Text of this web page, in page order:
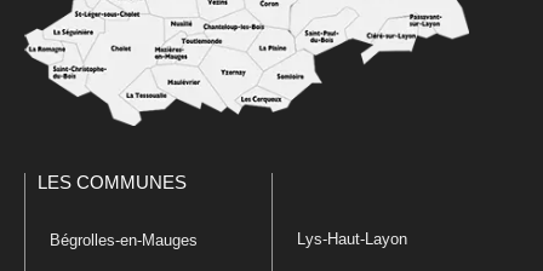
LES COMMUNES
Bégrolles-en-Mauges Lys-Haut-Layon